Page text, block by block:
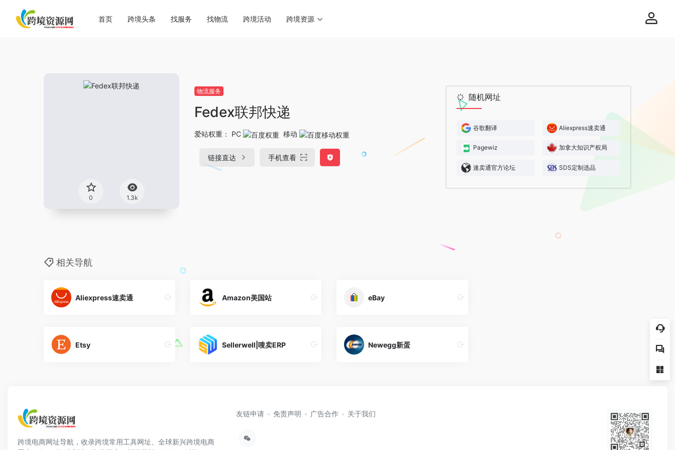
首页 跨境头条 找服务 找物流 跨境活动 跨境资源
0 1.3k
物流服务
Fedex联邦快递
爱站权重： PC 移动
链接直达 手机查看
随机网址
谷歌翻译 Aliexpress速卖通
Pagewiz 加拿大知识产权局
速卖通官方论坛 SDS定制选品
相关导航
Aliexpress速卖通 Amazon美国站 eBay
Etsy Sellerwell|嗖卖ERP Newegg新蛋
跨境电商网址导航，收录跨境常用工具网址、全球新兴跨境电商
友链申请 免责声明 广告合作 关于我们